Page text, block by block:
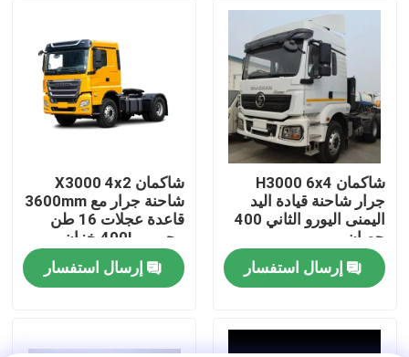
المنزل
المنتجات
معلومات عنا
جولة في المعمل
رقابة جودة
شاكمان H3000 6x4
جرار شاحنة قيادة اليد
اليمنى اليورو الثاني 400
حصان
إرسال استفسار
شاكمان X3000 4x2
شاحنة جرار مع 3600mm
قاعدة عجلات 16 طن
محور و 400L خزان
الوقود
إرسال استفسار